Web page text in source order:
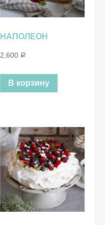
НАПОЛЕОН
2,600 Р
В корзину